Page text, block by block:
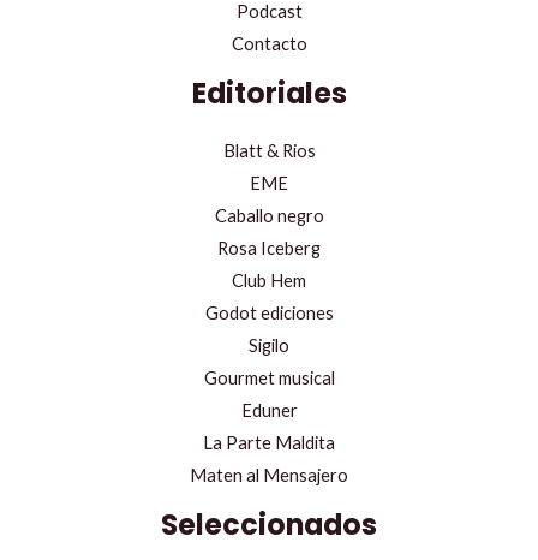
Podcast
Contacto
Editoriales
Blatt & Rios
EME
Caballo negro
Rosa Iceberg
Club Hem
Godot ediciones
Sigilo
Gourmet musical
Eduner
La Parte Maldita
Maten al Mensajero
Seleccionados